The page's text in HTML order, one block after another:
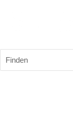
Finden